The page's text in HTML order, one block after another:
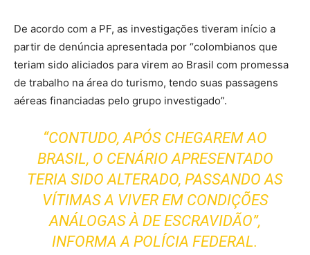
De acordo com a PF, as investigações tiveram início a
partir de denúncia apresentada por “colombianos que
teriam sido aliciados para virem ao Brasil com promessa
de trabalho na área do turismo, tendo suas passagens
aéreas financiadas pelo grupo investigado”.
“CONTUDO, APÓS CHEGAREM AO
BRASIL, O CENÁRIO APRESENTADO
TERIA SIDO ALTERADO, PASSANDO AS
VÍTIMAS A VIVER EM CONDIÇÕES
ANÁLOGAS À DE ESCRAVIDÃO”,
INFORMA A POLÍCIA FEDERAL.